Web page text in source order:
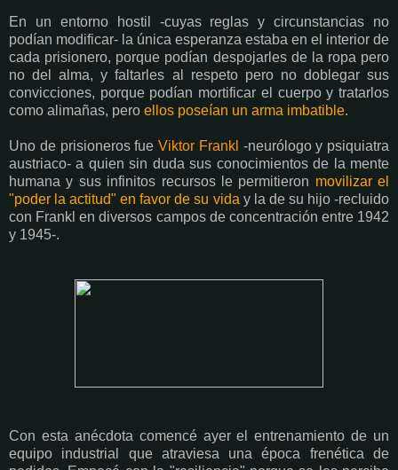
En un entorno hostil -cuyas reglas y circunstancias no
podían modificar- la única esperanza estaba en el interior de
cada prisionero, porque podían despojarles de la ropa pero
no del alma, y faltarles al respeto pero no doblegar sus
convicciones, porque podían mortificar el cuerpo y tratarlos
como alimañas, pero ellos poseían un arma imbatible.
Uno de prisioneros fue Viktor Frankl -neurólogo y psiquiatra
austriaco- a quien sin duda sus conocimientos de la mente
humana y sus infinitos recursos le permitieron movilizar el
"poder la actitud" en favor de su vida y la de su hijo -recluido
con Frankl en diversos campos de concentración entre 1942
y 1945-.
Con esta anécdota comencé ayer el entrenamiento de un
equipo industrial que atraviesa una época frenética de